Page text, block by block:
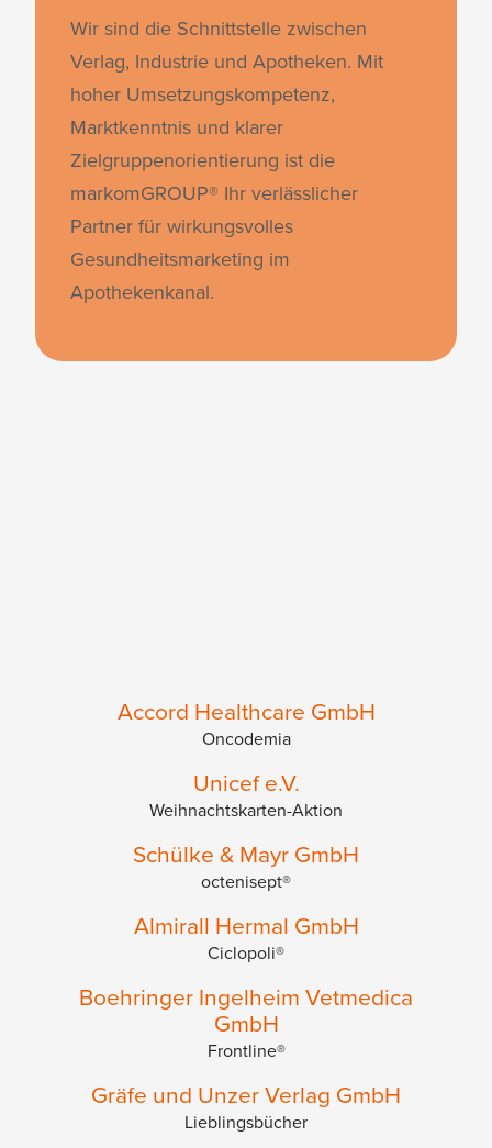
Wir sind die Schnittstelle zwischen
Verlag, Industrie und Apotheken. Mit
hoher Umsetzungskompetenz,
Marktkenntnis und klarer
Zielgruppenorientierung ist die
markomGROUP® Ihr verlässlicher
Partner für wirkungsvolles
Gesundheitsmarketing im
Apothekenkanal.
Accord Healthcare GmbH
Oncodemia
Unicef e.V.
Weihnachtskarten-Aktion
Schülke & Mayr GmbH
octenisept®
Almirall Hermal GmbH
Ciclopoli®
Boehringer Ingelheim Vetmedica
GmbH
Frontline®
Gräfe und Unzer Verlag GmbH
Lieblingsbücher